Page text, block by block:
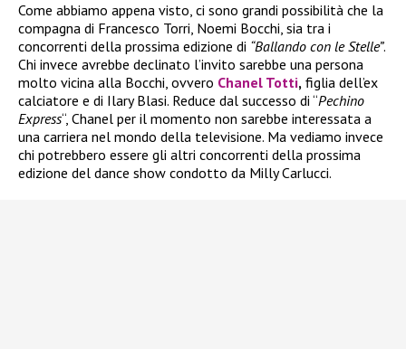
Come abbiamo appena visto, ci sono grandi possibilità che la
compagna di Francesco Torri, Noemi Bocchi, sia tra i
concorrenti della prossima edizione di “Ballando con le Stelle”.
Chi invece avrebbe declinato l’invito sarebbe una persona
molto vicina alla Bocchi, ovvero Chanel Totti, figlia dell’ex
calciatore e di Ilary Blasi. Reduce dal successo di “Pechino
Express“, Chanel per il momento non sarebbe interessata a
una carriera nel mondo della televisione. Ma vediamo invece
chi potrebbero essere gli altri concorrenti della prossima
edizione del dance show condotto da Milly Carlucci.